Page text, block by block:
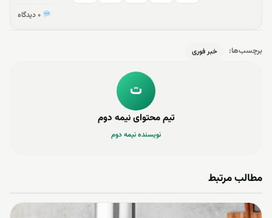
برچسب‌ها: خبر فوری
ت
تیم محتوای نیمه دوم
نویسنده نیمه دوم
مطالب مرتبط